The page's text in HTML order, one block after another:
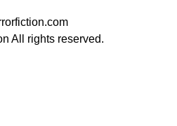
All rights reserved.